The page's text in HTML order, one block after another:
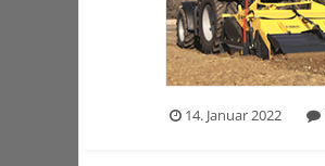
14. Januar 2022